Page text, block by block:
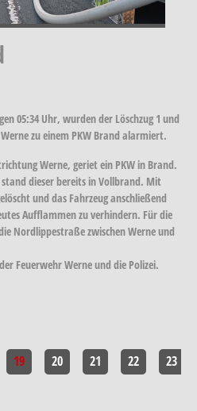
05:34 Uhr, wurden der Löschzug 1 und
zu einem PKW Brand alarmiert.
Werne, geriet ein PKW in Brand.
dieser bereits in Vollbrand. Mit
und das Fahrzeug anschließend
Aufflammen zu verhindern. Für die
Nordlippestraße zwischen Werne und
Feuerwehr Werne und die Polizei.
19 20 21 22 23